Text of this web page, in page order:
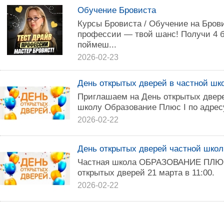
Обучение Бровиста
Курсы Бровиста / Обучение на
профессии — твой шанс! Получи 4
поймеш...
2026-02-23
День открытых дверей в частной
Приглашаем на День открытых
школу Образование Плюс I по
2026-02-22
День открытых дверей частной
Частная школа ОБРАЗОВАНИЕ
открытых дверей 21 марта в 11:00.
2026-02-22